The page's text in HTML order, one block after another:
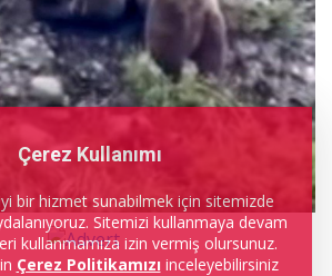
Çerez Kullanımı
bir hizmet sunabilmek için sitemizde
Sitemizi kullanmaya devam
kullanmamıza izin vermiş olursunuz.
Çerez Politikamızıinceleyebilirsiniz